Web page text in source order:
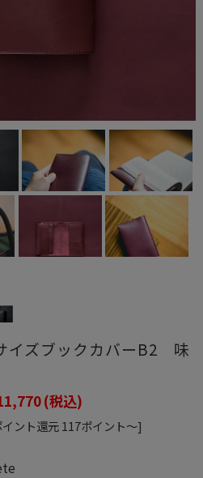
イズブックカバーB2 味
(税込)
ント還元 117ポイント～]